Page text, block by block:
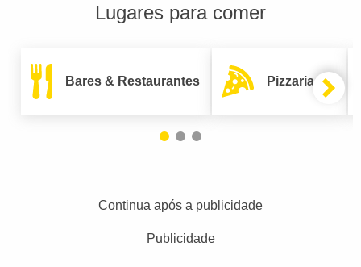
Lugares para comer
Bares & Restaurantes Pizzarias
Continua após a publicidade
Publicidade